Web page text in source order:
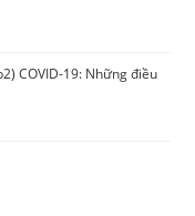
COVID-19: Những điều